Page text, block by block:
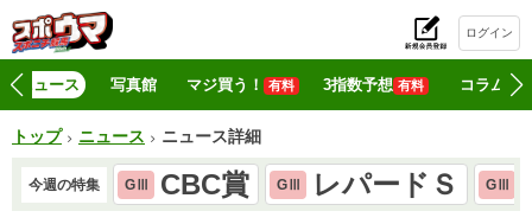
ログイン
ニュース 写真館 マジ買う！ 有料 3指数予想 有料 コラム
トップ ニュース ニュース詳細
今週の特集 GⅢ CBC賞 GⅢ レパードＳ GⅢ